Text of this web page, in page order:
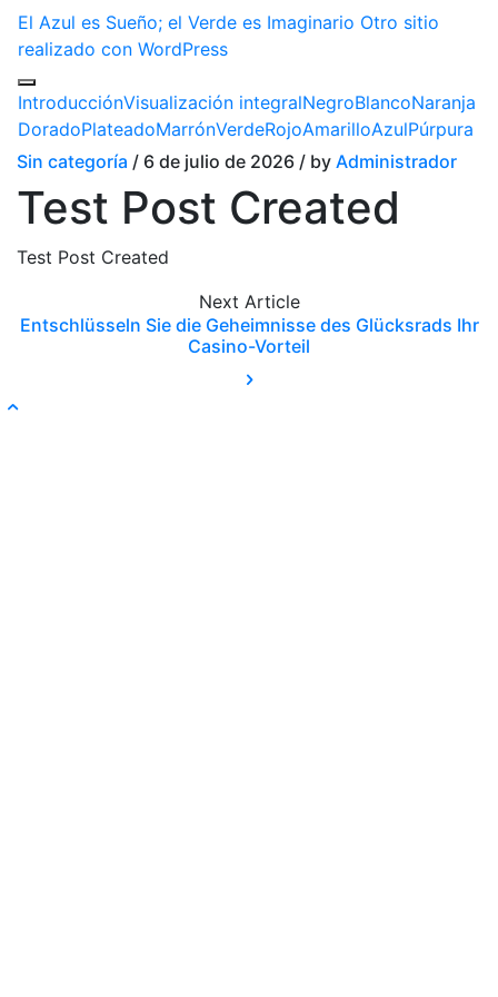
El Azul es Sueño; el Verde es Imaginario Otro sitio
realizado con WordPress
IntroducciónVisualización integralNegroBlancoNaranja
DoradoPlateadoMarrónVerdeRojoAmarilloAzulPúrpura
Sin categoría / 6 de julio de 2026 / by Administrador
Test Post Created
Test Post Created
Next Article
Entschlüsseln Sie die Geheimnisse des Glücksrads Ihr
Casino-Vorteil